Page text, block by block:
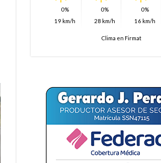
0%
19 km/h
0%
28 km/h
0%
16 km/h
Clima en Firmat